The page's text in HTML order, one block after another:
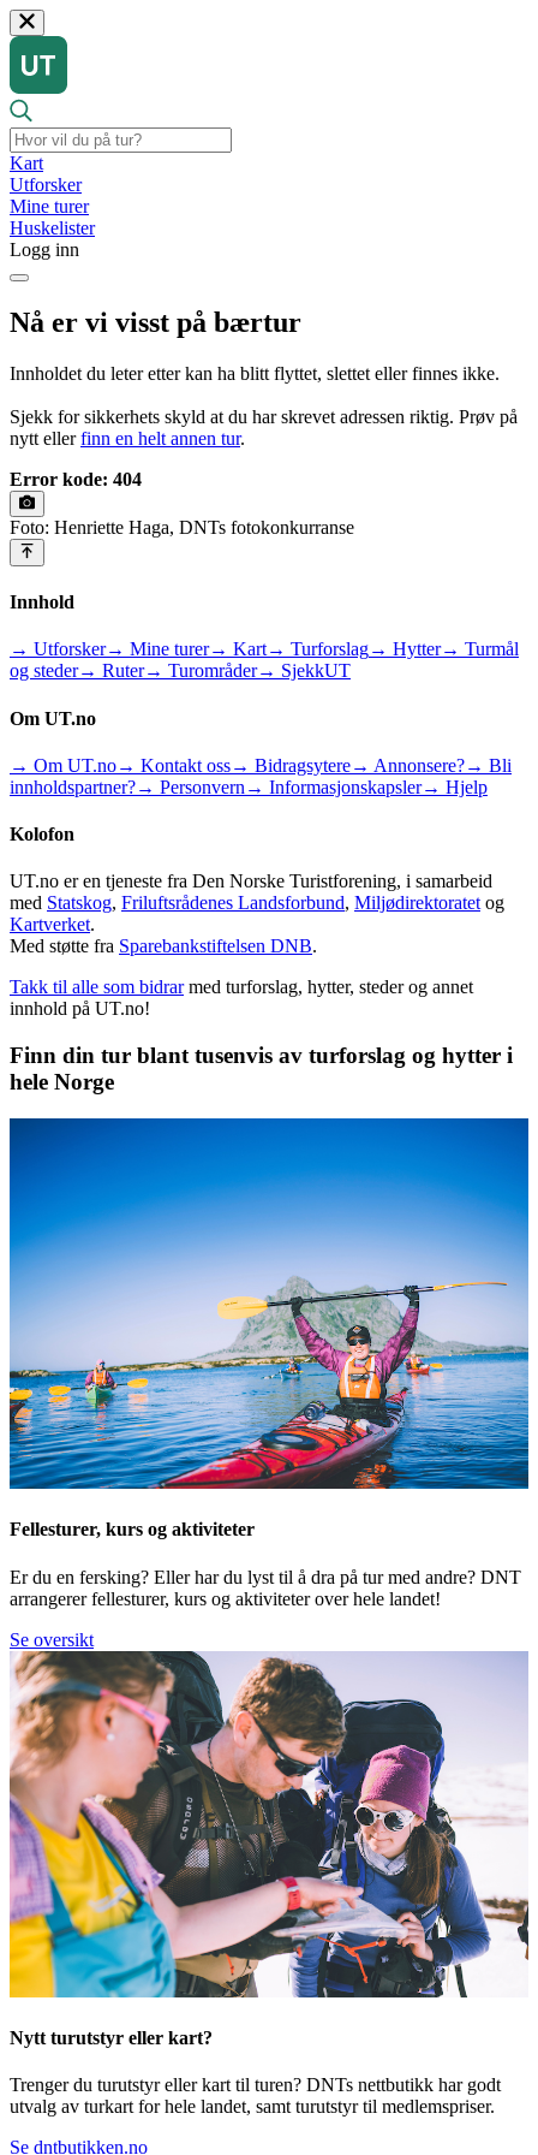
Kart
Utforsker
Mine turer
Huskelister
Logg inn
Nå er vi visst på bærtur
Innholdet du leter etter kan ha blitt flyttet, slettet eller finnes ikke.
Sjekk for sikkerhets skyld at du har skrevet adressen riktig. Prøv på
nytt eller finn en helt annen tur.
Error kode: 404
Foto: Henriette Haga, DNTs fotokonkurranse
Innhold
→ Utforsker→ Mine turer→ Kart→ Turforslag→ Hytter→ Turmål
og steder→ Ruter→ Turområder→ SjekkUT
Om UT.no
→ Om UT.no→ Kontakt oss→ Bidragsytere→ Annonsere?→ Bli
innholdspartner?→ Personvern → Informasjonskapsler→ Hjelp
Kolofon
UT.no er en tjeneste fra Den Norske Turistforening, i samarbeid
med Statskog, Friluftsrådenes Landsforbund, Miljødirektoratet og
Kartverket.
Med støtte fra Sparebankstiftelsen DNB.
Takk til alle som bidrar med turforslag, hytter, steder og annet
innhold på UT.no!
Finn din tur blant tusenvis av turforslag og hytter i
hele Norge
Fellesturer, kurs og aktiviteter
Er du en fersking? Eller har du lyst til å dra på tur med andre? DNT
arrangerer fellesturer, kurs og aktiviteter over hele landet!
Se oversikt
Nytt turutstyr eller kart?
Trenger du turutstyr eller kart til turen? DNTs nettbutikk har godt
utvalg av turkart for hele landet, samt turutstyr til medlemspriser.
Se dntbutikken.no